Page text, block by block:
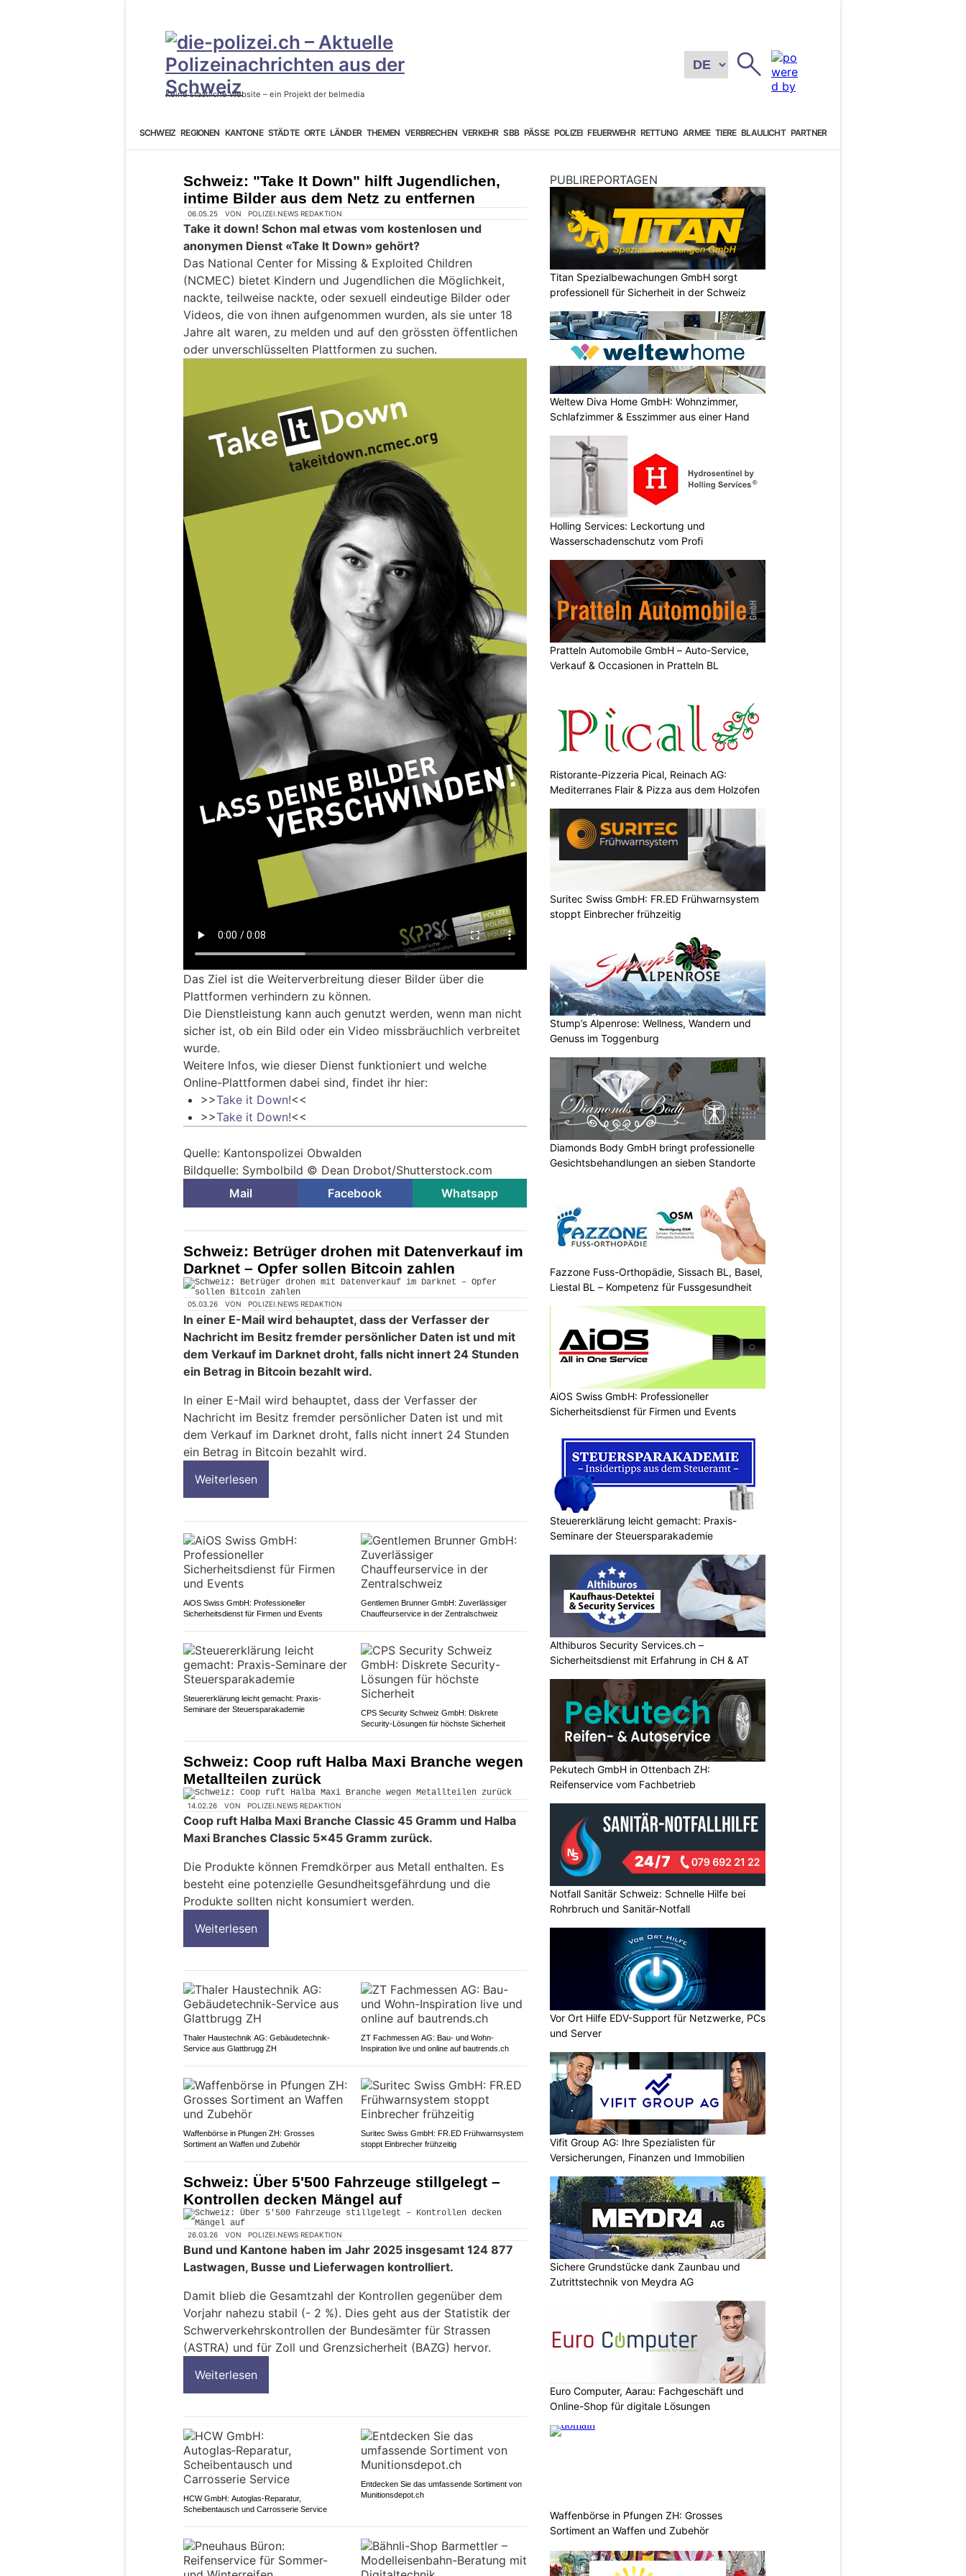
SCHWEIZ REGIONEN KANTONE STÄDTE ORTE LÄNDER THEMEN VERBRECHEN VERKEHR SBB PÄSSE POLIZEI FEUERWEHR RETTUNG ARMEE TIERE BLAULICHT PARTNER
Schweiz: "Take It Down" hilft Jugendlichen,
intime Bilder aus dem Netz zu entfernen
06.05.25 VON POLIZEI.NEWS REDAKTION
Take it down! Schon mal etwas vom kostenlosen und
anonymen Dienst «Take It Down» gehört?
Das National Center for Missing & Exploited Children
(NCMEC) bietet Kindern und Jugendlichen die Möglichkeit,
nackte, teilweise nackte, oder sexuell eindeutige Bilder oder
Videos, die von ihnen aufgenommen wurden, als sie unter 18
Jahre alt waren, zu melden und auf den grössten öffentlichen
oder unverschlüsselten Plattformen zu suchen.
Das Ziel ist die Weiterverbreitung dieser Bilder über die
Plattformen verhindern zu können.
Die Dienstleistung kann auch genutzt werden, wenn man nicht
sicher ist, ob ein Bild oder ein Video missbräuchlich verbreitet
wurde.
Weitere Infos, wie dieser Dienst funktioniert und welche
Online-Plattformen dabei sind, findet ihr hier:
>>Take it Down!<<
>>Take it Down!<<
Quelle: Kantonspolizei Obwalden
Bildquelle: Symbolbild © Dean Drobot/Shutterstock.com
Mail
Facebook Whatsapp
Schweiz: Betrüger drohen mit Datenverkauf im
Darknet – Opfer sollen Bitcoin zahlen
05.03.26 VON POLIZEI.NEWS REDAKTION
In einer E-Mail wird behauptet, dass der Verfasser der
Nachricht im Besitz fremder persönlicher Daten ist und mit
dem Verkauf im Darknet droht, falls nicht innert 24 Stunden
ein Betrag in Bitcoin bezahlt wird.
In einer E-Mail wird behauptet, dass der Verfasser der
Nachricht im Besitz fremder persönlicher Daten ist und mit
dem Verkauf im Darknet droht, falls nicht innert 24 Stunden
ein Betrag in Bitcoin bezahlt wird.
Weiterlesen
AiOS Swiss GmbH: Professioneller
Sicherheitsdienst für Firmen und Events
Gentlemen Brunner GmbH: Zuverlässiger
Chauffeurservice in der Zentralschweiz
Steuererklärung leicht gemacht: Praxis-
Seminare der Steuersparakademie
CPS Security Schweiz GmbH: Diskrete
Security-Lösungen für höchste Sicherheit
Schweiz: Coop ruft Halba Maxi Branche wegen
Metallteilen zurück
14.02.26 VON POLIZEI.NEWS REDAKTION
Coop ruft Halba Maxi Branche Classic 45 Gramm und Halba
Maxi Branches Classic 5x45 Gramm zurück.
Die Produkte können Fremdkörper aus Metall enthalten. Es
besteht eine potenzielle Gesundheitsgefährdung und die
Produkte sollten nicht konsumiert werden.
Weiterlesen
Thaler Haustechnik AG: Gebäudetechnik-
Service aus Glattbrugg ZH
ZT Fachmessen AG: Bau- und Wohn-
Inspiration live und online auf bautrends.ch
Waffenbörse in Pfungen ZH: Grosses
Sortiment an Waffen und Zubehör
Suritec Swiss GmbH: FR.ED Frühwarnsystem
stoppt Einbrecher frühzeitig
Schweiz: Über 5'500 Fahrzeuge stillgelegt –
Kontrollen decken Mängel auf
26.03.26 VON POLIZEI.NEWS REDAKTION
Bund und Kantone haben im Jahr 2025 insgesamt 124 877
Lastwagen, Busse und Lieferwagen kontrolliert.
Damit blieb die Gesamtzahl der Kontrollen gegenüber dem
Vorjahr nahezu stabil (- 2 %). Dies geht aus der Statistik der
Schwerverkehrskontrollen der Bundesämter für Strassen
(ASTRA) und für Zoll und Grenzsicherheit (BAZG) hervor.
Weiterlesen
HCW GmbH: Autoglas‑Reparatur,
Scheibentausch und Carrosserie Service
Entdecken Sie das umfassende Sortiment von
Munitionsdepot.ch
PUBLIREPORTAGEN
Titan Spezialbewachungen GmbH sorgt
professionell für Sicherheit in der Schweiz
Weltew Diva Home GmbH: Wohnzimmer,
Schlafzimmer & Esszimmer aus einer Hand
Holling Services: Leckortung und
Wasserschadenschutz vom Profi
Pratteln Automobile GmbH – Auto-Service,
Verkauf & Occasionen in Pratteln BL
Ristorante-Pizzeria Pical, Reinach AG:
Mediterranes Flair & Pizza aus dem Holzofen
Suritec Swiss GmbH: FR.ED Frühwarnsystem
stoppt Einbrecher frühzeitig
Stump’s Alpenrose: Wellness, Wandern und
Genuss im Toggenburg
Diamonds Body GmbH bringt professionelle
Gesichtsbehandlungen an sieben Standorte
Fazzone Fuss-Orthopädie, Sissach BL, Basel,
Liestal BL – Kompetenz für Fussgesundheit
AiOS Swiss GmbH: Professioneller
Sicherheitsdienst für Firmen und Events
Steuererklärung leicht gemacht: Praxis-
Seminare der Steuersparakademie
Althiburos Security Services.ch –
Sicherheitsdienst mit Erfahrung in CH & AT
Pekutech GmbH in Ottenbach ZH:
Reifenservice vom Fachbetrieb
Notfall Sanitär Schweiz: Schnelle Hilfe bei
Rohrbruch und Sanitär-Notfall
Vor Ort Hilfe EDV-Support für Netzwerke, PCs
und Server
Vifit Group AG: Ihre Spezialisten für
Versicherungen, Finanzen und Immobilien
Sichere Grundstücke dank Zaunbau und
Zutrittstechnik von Meydra AG
Euro Computer, Aarau: Fachgeschäft und
Online-Shop für digitale Lösungen
Waffenbörse in Pfungen ZH: Grosses
Sortiment an Waffen und Zubehör